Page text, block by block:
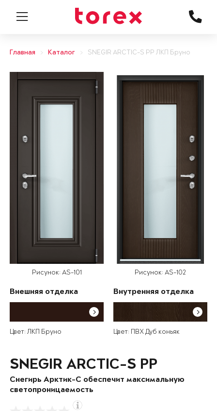
Главная Каталог SNEGIR ARCTIC-S PP ЛКП Бруно
Рисунок: AS-101
Внешняя отделка
Цвет: ЛКП Бруно
Рисунок: AS-102
Внутренняя отделка
Цвет: ПВХ Дуб коньяк
SNEGIR ARCTIC-S PP
Снегирь Арктик-С обеспечит максимальную
светопроницаемость